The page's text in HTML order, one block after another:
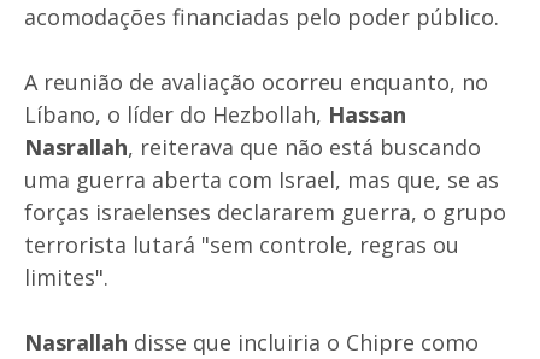
acomodações financiadas pelo poder público.
A reunião de avaliação ocorreu enquanto, no
Líbano, o líder do Hezbollah, Hassan
Nasrallah, reiterava que não está buscando
uma guerra aberta com Israel, mas que, se as
forças israelenses declararem guerra, o grupo
terrorista lutará "sem controle, regras ou
limites".
Nasrallah disse que incluiria o Chipre como